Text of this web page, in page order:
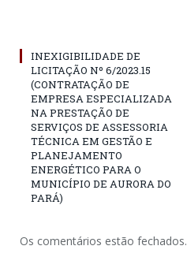
INEXIGIBILIDADE DE
LICITAÇÃO Nº 6/2023.15
(CONTRATAÇÃO DE
EMPRESA ESPECIALIZADA
NA PRESTAÇÃO DE
SERVIÇOS DE ASSESSORIA
TÉCNICA EM GESTÃO E
PLANEJAMENTO
ENERGÉTICO PARA O
MUNICÍPIO DE AURORA DO
PARÁ)
Os comentários estão fechados.